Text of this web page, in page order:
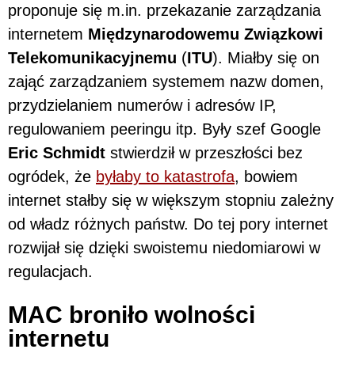
proponuje się m.in. przekazanie zarządzania
internetem Międzynarodowemu Związkowi
Telekomunikacyjnemu (ITU). Miałby się on
zająć zarządzaniem systemem nazw domen,
przydzielaniem numerów i adresów IP,
regulowaniem peeringu itp. Były szef Google
Eric Schmidt stwierdził w przeszłości bez
ogródek, że byłaby to katastrofa, bowiem
internet stałby się w większym stopniu zależny
od władz różnych państw. Do tej pory internet
rozwijał się dzięki swoistemu niedomiarowi w
regulacjach.
MAC broniło wolności
internetu